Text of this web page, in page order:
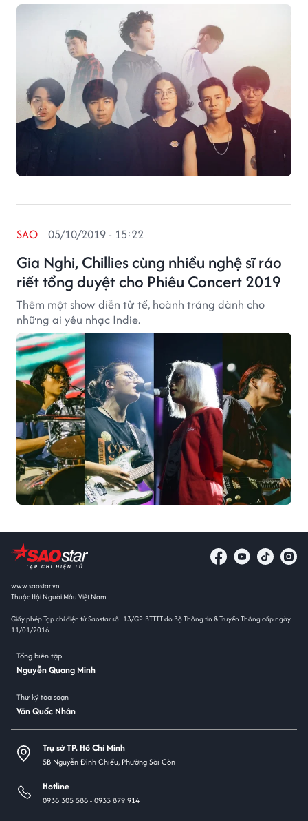
Gia Nghi, Chillies cùng nhiều nghệ sĩ ráo
riết tổng duyệt cho Phiêu Concert 2019
SAO 05/10/2019 - 15:22
Thêm một show diễn tử tế, hoành tráng dành cho
những ai yêu nhạc Indie.
www.saostar.vn
Thuộc Hội Người Mẫu Việt Nam
Giấy phép Tạp chí điện tử Saostar số: 13/GP-BTTTT do Bộ Thông tin & Truyền Thông cấp ngày
11/01/2016
Tổng biên tập
Nguyễn Quang Minh
Thư ký tòa soạn
Văn Quốc Nhân
Trụ sở TP. Hồ Chí Minh
5B Nguyễn Đình Chiểu, Phường Sài Gòn
Hotline
0938 305 588 -0933 879 914